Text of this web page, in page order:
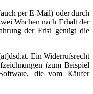
per E-Mail) oder durch
Wochen nach Erhalt der
der Frist genügt die
Ein Widerrufsrecht
(zum Beispiel
die vom Käufer